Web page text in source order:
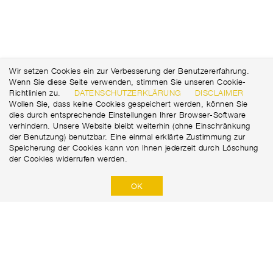
Wir setzen Cookies ein zur Verbesserung der Benutzererfahrung.
Wenn Sie diese Seite verwenden, stimmen Sie unseren Cookie-
Richtlinien zu.
DATENSCHUTZERKLÄRUNG
DISCLAIMER
Wollen Sie, dass keine Cookies gespeichert werden, können Sie
dies durch entsprechende Einstellungen Ihrer Browser-Software
verhindern. Unsere Website bleibt weiterhin (ohne Einschränkung
der Benutzung) benutzbar. Eine einmal erklärte Zustimmung zur
Speicherung der Cookies kann von Ihnen jederzeit durch Löschung
der Cookies widerrufen werden.
OK